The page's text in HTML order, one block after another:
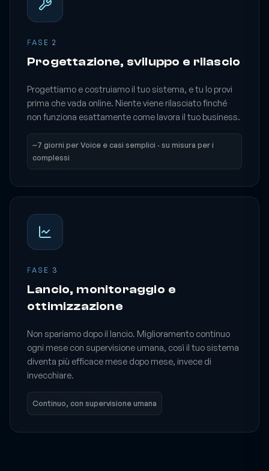
FASE 2
Progettazione, sviluppo e rilascio
Progettiamo e costruiamo il tuo sistema, e tu lo provi
prima che vada online. Niente viene rilasciato finché
non funziona esattamente come lavora il tuo business.
~7 giorni per Voice e casi semplici · su misura per i
complessi
FASE 3
Lancio, monitoraggio e
ottimizzazione
Non spariamo dopo il lancio. Miglioramento continuo
ogni mese con supervisione umana, così il tuo sistema
diventa più efficace mese dopo mese, invece di
invecchiare.
Continuo, con supervisione umana